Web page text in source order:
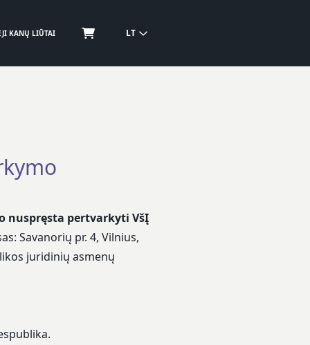
KANŲ LIŪTAI LT
nuspręsta pertvarkyti VšĮ
Savanorių pr. 4, Vilnius,
juridinių asmenų